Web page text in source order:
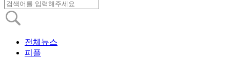
전체뉴스
피플